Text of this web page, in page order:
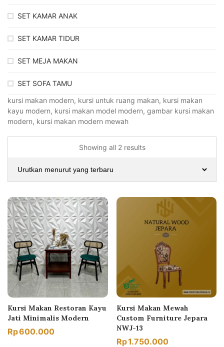
SET KAMAR ANAK
SET KAMAR TIDUR
SET MEJA MAKAN
SET SOFA TAMU
kursi makan modern, kursi untuk ruang makan, kursi makan
kayu modern, kursi makan model modern, gambar kursi makan
modern, kursi makan modern mewah
Showing all 2 results
Kursi Makan Restoran Kayu
Jati Minimalis Modern
Rp600.000
Kursi Makan Mewah
Custom Furniture Jepara
NWJ-13
Rp1.750.000